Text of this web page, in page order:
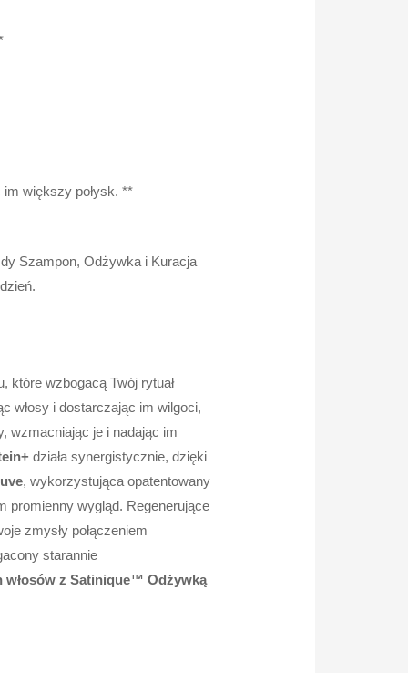
im większy połysk. **
Szampon, Odżywka i Kuracja
które wzbogacą Twój rytuał
włosy i dostarczając im wilgoci,
wzmacniając je i nadając im
działa synergistycznie, dzięki
, wykorzystująca opatentowany
promienny wygląd. Regenerujące
zmysły połączeniem
starannie
włosów z Satinique™ Odżywką